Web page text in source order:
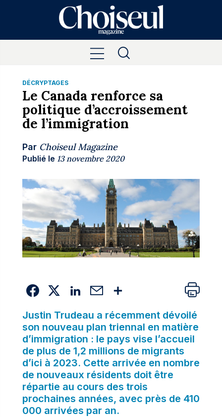
DÉCRYPTAGES
Le Canada renforce sa
politique d’accroissement
de l’immigration
Par Choiseul Magazine
Publié le 13 novembre 2020
Justin Trudeau a récemment dévoilé
son nouveau plan triennal en matière
d’immigration : le pays vise l’accueil
de plus de 1,2 millions de migrants
d’ici à 2023. Cette arrivée en nombre
de nouveaux résidents doit être
répartie au cours des trois
prochaines années, avec près de 410
000 arrivées par an.